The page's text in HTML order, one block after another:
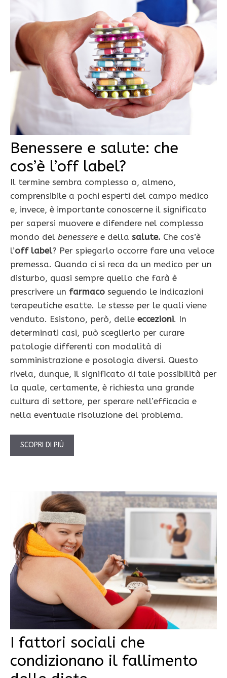
Benessere e salute: che
cos’è l’off label?
Il termine sembra complesso o, almeno,
comprensibile a pochi esperti del campo medico
e, invece, è importante conoscerne il significato
per sapersi muovere e difendere nel complesso
mondo del benessere e della salute. Che cos’è
l’off label? Per spiegarlo occorre fare una veloce
premessa. Quando ci si reca da un medico per un
disturbo, quasi sempre quello che farà è
prescrivere un farmaco seguendo le indicazioni
terapeutiche esatte. Le stesse per le quali viene
venduto. Esistono, però, delle eccezioni. In
determinati casi, può sceglierlo per curare
patologie differenti con modalità di
somministrazione e posologia diversi. Questo
rivela, dunque, il significato di tale possibilità per
la quale, certamente, è richiesta una grande
cultura di settore, per sperare nell’efficacia e
nella eventuale risoluzione del problema.
SCOPRI DI PIÙ
I fattori sociali che
condizionano il fallimento